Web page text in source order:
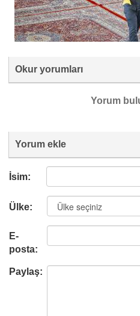
Okur yorumları
Yorum
Yorum ekle
İsim:
Ülke:
E-
posta:
Paylaş: